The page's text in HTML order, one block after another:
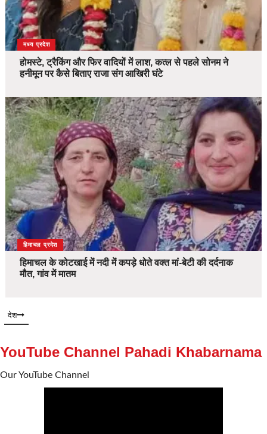
देश
मध्य प्रदेश
होमस्टे, ट्रैकिंग और फिर वादियों में लाश, कत्ल से पहले सोनम ने
हनीमून पर कैसे बिताए राजा संग आखिरी घंटे
देश
हिमाचल प्रदेश
हिमाचल के कोटखाई में नदी में कपड़े धोते वक्त मां-बेटी की दर्दनाक
मौत, गांव में मातम
देश
YouTube Channel Pahadi Khabarnama
Our YouTube Channel